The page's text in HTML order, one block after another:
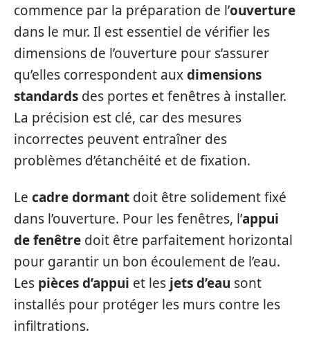
commence par la préparation de l’ouverture
dans le mur. Il est essentiel de vérifier les
dimensions de l’ouverture pour s’assurer
qu’elles correspondent auxdimensions
standards des portes et fenêtres à installer.
La précision est clé, car des mesures
incorrectes peuvent entraîner des
problèmes d’étanchéité et de fixation.
Le cadre dormant doit être solidement fixé
dans l’ouverture. Pour les fenêtres, l’appui
de fenêtre doit être parfaitement horizontal
pour garantir un bon écoulement de l’eau.
Les pièces d’appui et les jets d’eau sont
installés pour protéger les murs contre les
infiltrations.